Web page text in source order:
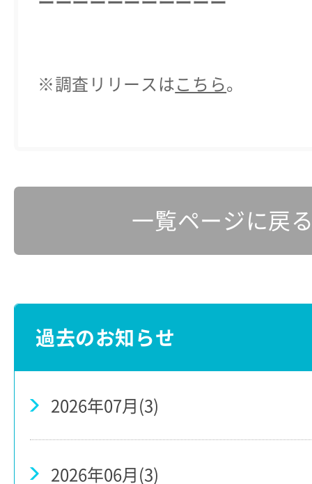
※調査リリースは こちら。
一覧ページに戻
過去のお知らせ
2026年07月(3)
2026年06月(3)